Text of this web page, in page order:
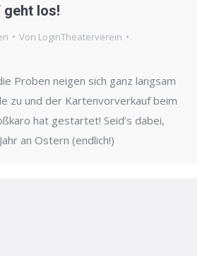
los!
Von LoginTheaterverein
Proben neigen sich ganz langsam
zu und der Kartenvorverkauf beim
hat gestartet! Seid’s dabei,
an Ostern (endlich!)